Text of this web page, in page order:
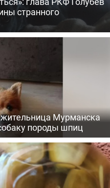
странного
Мурманска
породы шпиц